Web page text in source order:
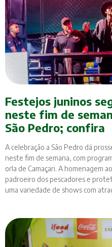
Festejos juninos
neste fim de
São Pedro; confira
A celebração a São Pedro dá
neste fim de semana, com
orla de Camaçari. A homenagem
padroeiro dos pescadores e
uma variedade de shows com